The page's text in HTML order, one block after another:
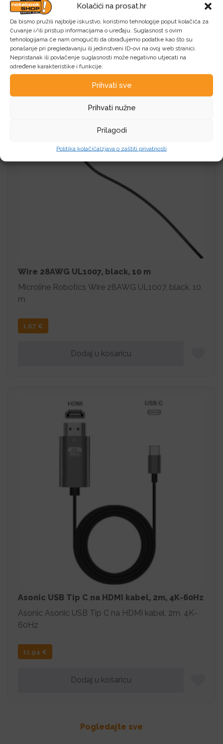
Kolačići na prosat.hr
Da bismo pružili najbolje iskustvo, koristimo tehnologije poput kolačića za
čuvanje i/ili pristup informacijama o uređaju. Suglasnost s ovim
tehnologijama će nam omogućiti da obrađujemo podatke kao što su
ponašanje pri pregledavanju ili jedinstveni ID-ovi na ovoj web stranici.
Nepristanak ili povlačenje suglasnosti može negativno utjecati na
određene karakteristike i funkcije.
Prihvati sve
Prihvati nužne
Prilagodi
Politika kolačićaIzjava o zaštiti privatnosti
Microline Robotics Wire 28AWG UL1007, white, 10
m
1,34 €
Dodaj u košaricu
Wire 28AWG UL1007, black, 10 m
Microline Robotics Wire 28AWG UL1007, black, 10
m
1,67 €
Dodaj u košaricu
Asonic USB Tip C na HDMI kabel, 2m, 4K-60Hz
Asonic Asonic USB Tip C na HDMI kabel, 2m, 4K-
60Hz
11,94 €
Dodaj u košaricu
Pogledajte sve